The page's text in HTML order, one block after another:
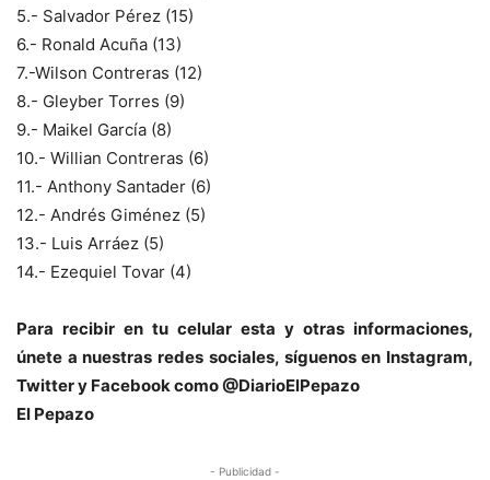
5.- Salvador Pérez (15)
6.- Ronald Acuña (13)
7.-Wilson Contreras (12)
8.- Gleyber Torres (9)
9.- Maikel García (8)
10.- Willian Contreras (6)
11.- Anthony Santader (6)
12.- Andrés Giménez (5)
13.- Luis Arráez (5)
14.- Ezequiel Tovar (4)
Para recibir en tu celular esta y otras informaciones,
únete a nuestras redes sociales, síguenos en Instagram,
Twitter y Facebook como @DiarioElPepazo
El Pepazo
- Publicidad -